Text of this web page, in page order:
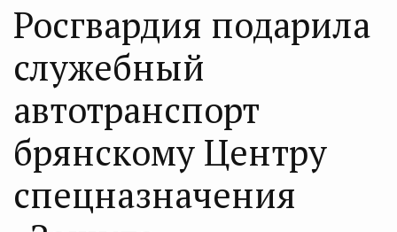
Росгвардия подарила
служебный
автотранспорт
брянскому Центру
спецназначения